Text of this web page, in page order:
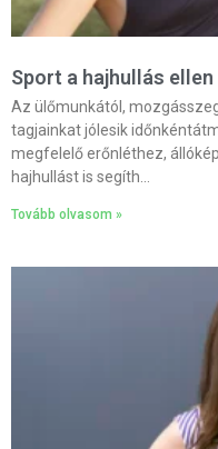
Sport a hajhullás
Az ülőmunkától,
tagjainkat jólesik
megfelelő erőnléthez,
hajhullást is segíth…
Tovább olvasom »